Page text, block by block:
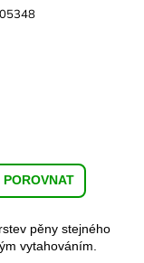
POROVNAT
pěny stejného
vytahováním.